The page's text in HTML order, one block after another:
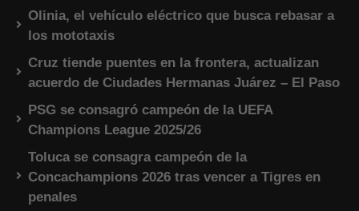
Olinia, el vehículo eléctrico que busca rebasar a
los mototaxis
Cruz tiende puentes en la frontera, actualizan
acuerdo de Ciudades Hermanas Juárez – El Paso
PSG se consagró campeón de la UEFA
Champions League 2025/26
Toluca se consagra campeón de la
Concachampions 2026 tras vencer a Tigres en
penales